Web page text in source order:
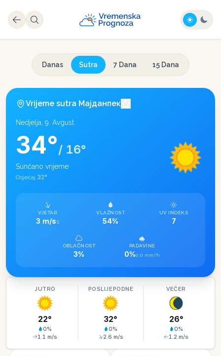
Danas Sutra 7 Dana 15 Dana
Vrijeme sutra Мајданпек
Nedjelja, 9. Avgust
34°/ 16°
Sunčano vrijeme
Osjećaj 32°
VJETAR
3 m/sS
VLAŽNOST
54%
UV INDEKS
7
OBLAČNOST
3%
PADAVINE
0%0.0 mm/h
JUTRO
22°
0%
1.1 m/s
POSLIJEPODNE
32°
0%
2.6 m/s
VEČER
26°
0%
1.2 m/s